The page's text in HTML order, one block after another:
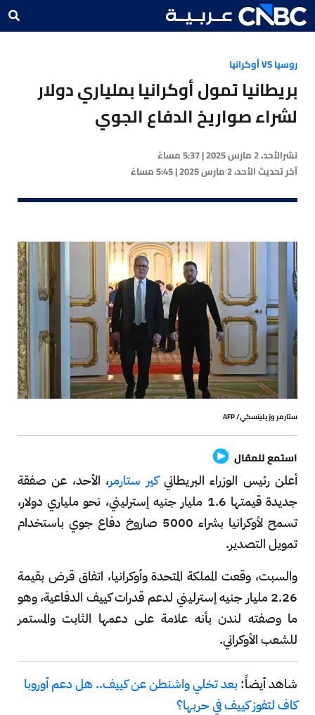
روسيا VS أوكرانيا
بريطانيا تمول أوكرانيا بملياري دولار
لشراء صواريخ الدفاع الجوي
نشرالأحد، 2 مارس 2025 | 5:37 مساءً
آخر تحديثالأحد، 2 مارس 2025 | 5:45 مساءً
ستارمر وزيلينسكي/ AFP
استمع للمقال
أعلن رئيس الوزراء البريطانيكير ستارمر، الأحد، عن صفقة
جديدة قيمتها 1.6 مليار جنيه إسترليني، نحو ملياري دولار،
تسمح لأوكرانيا بشراء 5000 صاروخ دفاع جوي باستخدام
تمويل التصدير.
والسبت، وقعت المملكة المتحدة وأوكرانيا، اتفاق قرض بقيمة
2.26 مليار جنيه إسترليني لدعم قدرات كييف الدفاعية، وهو
ما وصفته لندن بأنه علامة على دعمها الثابت والمستمر
للشعب الأوكراني.
شاهد أيضاً:بعد تخلي واشنطن عن كييف.. هل دعم أوروبا
كاف لتفوز كييف في حربها؟